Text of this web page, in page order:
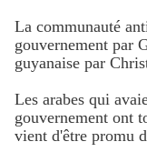
La communauté
gouvernement par
guyanaise par
Les arabes qui
gouvernement ont
vient d'être promu